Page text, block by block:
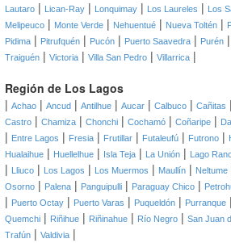
Lautaro | Lican-Ray | Lonquimay | Los Laureles | Los
Melipeuco | Monte Verde | Nehuentué | Nueva Toltén |
Pidima | Pitrufquén | Pucón | Puerto Saavedra | Purén |
Traiguén | Victoria | Villa San Pedro | Villarrica |
Región de Los Lagos
| Achao | Ancud | Antilhue | Aucar | Calbuco | Cañitas |
Castro | Chamiza | Chonchi | Cochamó | Coñaripe |
| Entre Lagos | Fresia | Frutillar | Futaleufú | Futrono |
Hualaihue | Huellelhue | Isla Teja | La Unión | Lago
| Lliuco | Los Lagos | Los Muermos | Maullín | Neltume
Osorno | Palena | Panguipulli | Paraguay Chico |
| Puerto Octay | Puerto Varas | Puqueldón | Purranque |
Quemchi | Riñihue | Riñinahue | Río Negro | San Juan
Trafún | Valdivia |